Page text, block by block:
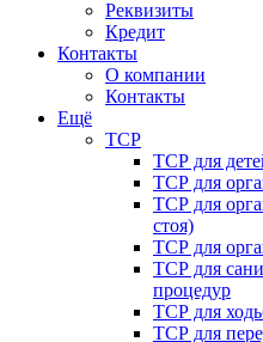
Реквизиты
Кредит
Контакты
О компании
Контакты
Ещё
ТСР
ТСР для
ТСР для
ТСР для
стоя)
ТСР для
ТСР для
процедур
ТСР для
ТСР для